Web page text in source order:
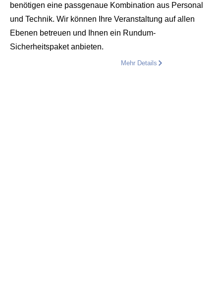
benötigen eine passgenaue Kombination aus Personal
und Technik. Wir können Ihre Veranstaltung auf allen
Ebenen betreuen und Ihnen ein Rundum-
Sicherheitspaket anbieten.
Mehr Details